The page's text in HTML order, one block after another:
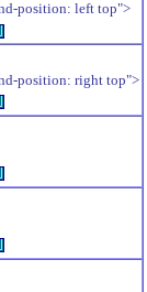
position: left top">
position: right top">